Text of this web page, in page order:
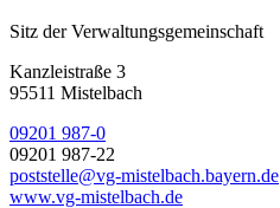
Sitz der Verwaltungsgemeinschaft
Kanzleistraße 3
95511 Mistelbach
09201 987-0
09201 987-22
poststelle@vg-mistelbach.bayern.de
www.vg-mistelbach.de